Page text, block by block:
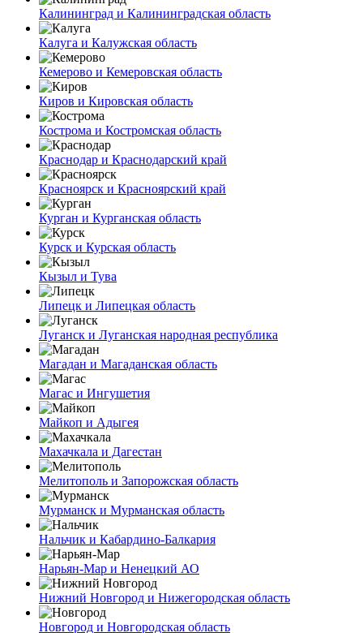
Калининград и Калининградская область
Калуга и Калужская область
Кемерово и Кемеровская область
Киров и Кировская область
Кострома и Костромская область
Краснодар и Краснодарский край
Красноярск и Красноярский край
Курган и Курганская область
Курск и Курская область
Кызыл и Тува
Липецк и Липецкая область
Луганск и Луганская народная республика
Магадан и Магаданская область
Магас и Ингушетия
Майкоп и Адыгея
Махачкала и Дагестан
Мелитополь и Запорожская область
Мурманск и Мурманская область
Нальчик и Кабардино-Балкария
Нарьян-Мар и Ненецкий АО
Нижний Новгород и Нижегородская область
Новгород и Новгородская область